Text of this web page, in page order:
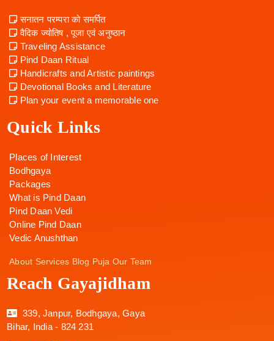
सनातन परम्परा को समर्पित
वैदिक ज्योतिष , पूजा एवं अनुष्ठान
Traveling Assistance
Pind Daan Ritual
Handicrafts and Artistic paintings
Devotional Books and Literature
Plan your event a memorable one
Quick Links
Places of Interest
Bodhgaya
Packages
What is Pind Daan
Pind Daan Vedi
Online Pind Daan
Vedic Anushthan
About Services Blog Puja Our Team
Reach Gayajidham
339, Janpur, Bodhgaya, Gaya
Bihar, India - 824 231